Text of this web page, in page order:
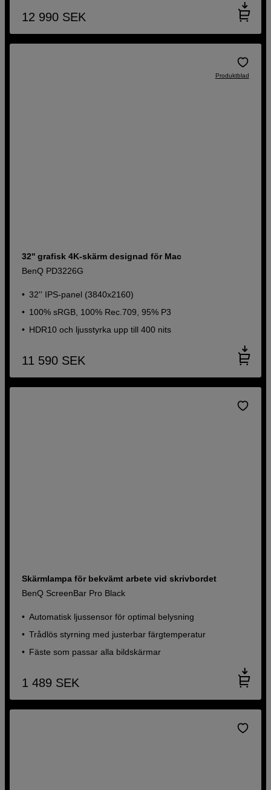
12 990 SEK
Produktblad
32'' grafisk 4K-skärm designad för Mac
BenQ PD3226G
32'' IPS-panel (3840x2160)
100% sRGB, 100% Rec.709, 95% P3
HDR10 och ljusstyrka upp till 400 nits
11 590 SEK
Skärmlampa för bekvämt arbete vid skrivbordet
BenQ ScreenBar Pro Black
Automatisk ljussensor för optimal belysning
Trådlös styrning med justerbar färgtemperatur
Fäste som passar alla bildskärmar
1 489 SEK